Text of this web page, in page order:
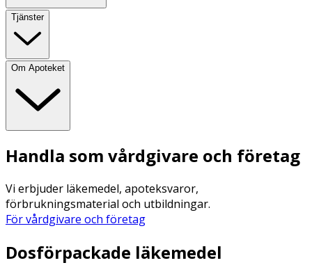
Tjänster
Om Apoteket
Handla som vårdgivare och företag
Vi erbjuder läkemedel, apoteksvaror,
förbrukningsmaterial och utbildningar.
För vårdgivare och företag
Dosförpackade läkemedel